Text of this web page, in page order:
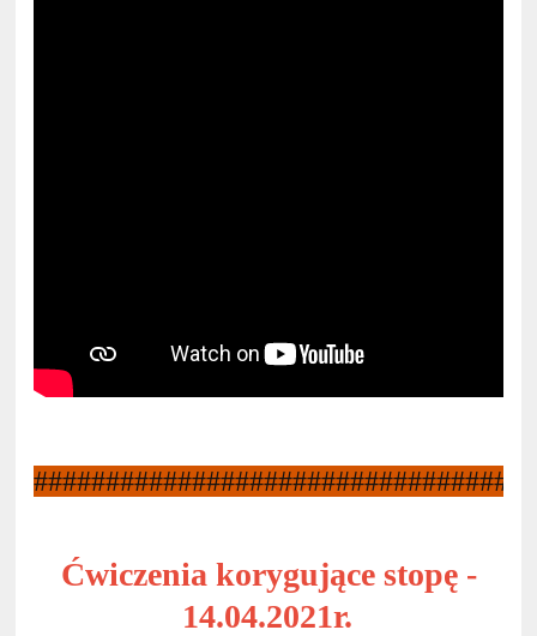
Ćwiczenia korygujące stopę -
14.04.2021r.